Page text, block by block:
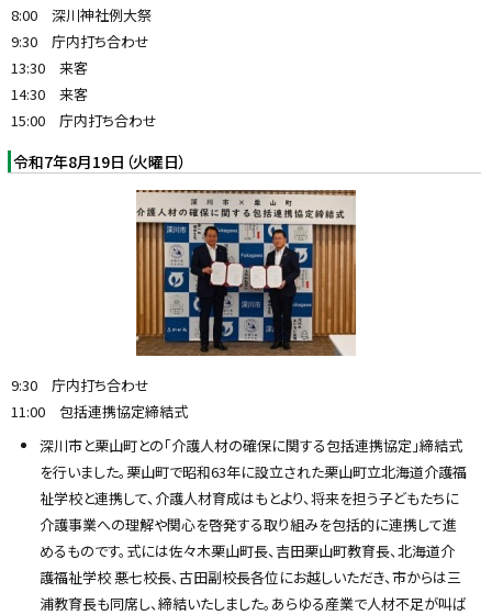
8:00 深川神社例大祭
9:30 庁内打ち合わせ
13:30 来客
14:30 来客
15:00 庁内打ち合わせ
令和7年8月19日（火曜日）
9:30 庁内打ち合わせ
11:00 包括連携協定締結式
深川市と栗山町との「介護人材の確保に関する包括連携協定」締結式
を行いました。栗山町で昭和63年に設立された栗山町立北海道介護福
祉学校と連携して、介護人材育成はもとより、将来を担う子どもたちに
介護事業への理解や関心を啓発する取り組みを包括的に連携して進
めるものです。式には佐々木栗山町長、吉田栗山町教育長、北海道介
護福祉学校 悪七校長、古田副校長各位にお越しいただき、市からは三
浦教育長も同席し、締結いたしました。あらゆる産業で人材不足が叫ば